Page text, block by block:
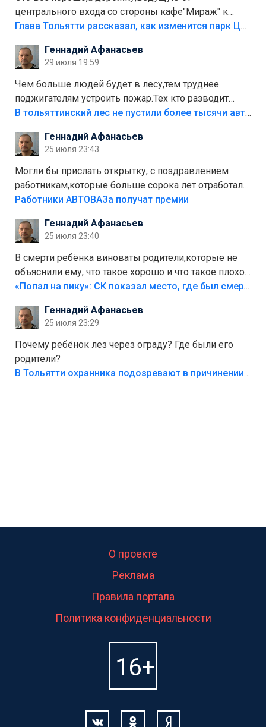
центрального входа со стороны кафе"Мираж" к
аттракционам слабо доделать?А то бордюры
лежала в парке и испортилась.Да еще,видимо,часть
украли.
Глава Тольятти рассказал, как изменится парк Центрального района
Геннадий Афанасьев
29 июля 19:59
Чем больше людей будет в лесу,тем труднее
поджигателям устроить пожар.Тех кто разводит
костры,тех надо безбожно штрафовать.Камер полно
Штрафы мизерные.
В тольяттинский лес не пустили более тысячи автомобилей
Геннадий Афанасьев
25 июля 23:43
Могли бы прислать открытку, с поздравлением
работникам,которые больше сорока лет отработали
на предприятии.
Работники АВТОВАЗа получат премии
Геннадий Афанасьев
25 июля 23:40
В смерти ребёнка виноваты родители,которые не
объяснили ему, что такое хорошо и что такое плохо!
Лезть через такой забор,верх безумия,есть же
свою судьбу.
«Попал на пику»: СК показал место, где был смертельно травмирован ребенок в Тольятти
Геннадий Афанасьев
25 июля 23:29
Почему ребёнок лез через ограду? Где были его
родители?
В Тольятти охранника подозревают в причинении смерти ребенку
О проекте
Реклама
Правила портала
Политика конфиденциальности